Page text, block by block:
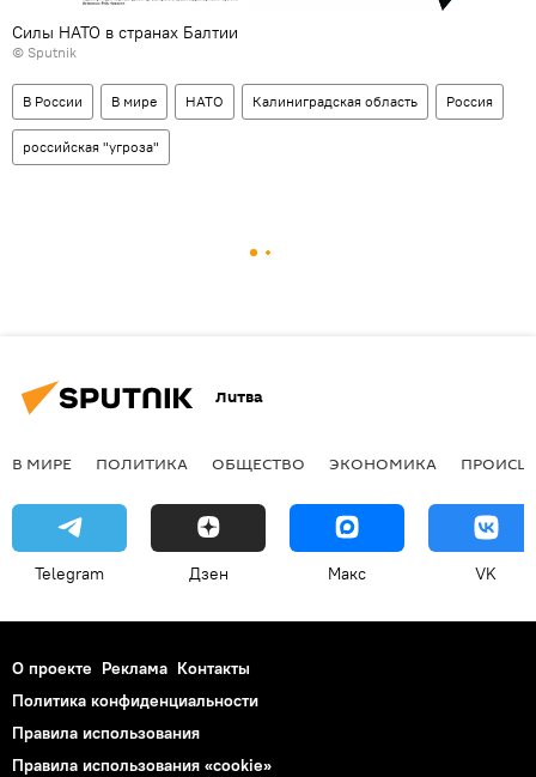
Силы НАТО в странах Балтии
© Sputnik
В России В мире НАТО Калиниградская область Россия
российская "угроза"
Литва
В МИРЕ ПОЛИТИКА ОБЩЕСТВО ЭКОНОМИКА
Telegram Дзен Макс VK
О проекте Реклама Контакты
Политика конфиденциальности
Правила использования
Правила использования «cookie»